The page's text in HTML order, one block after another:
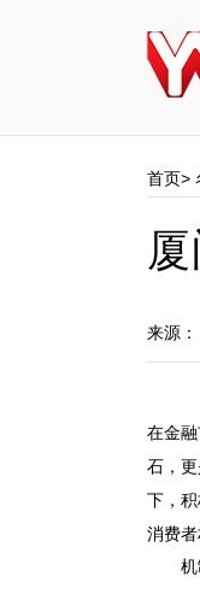
首页>
来源
在金
石，
下，
消费者